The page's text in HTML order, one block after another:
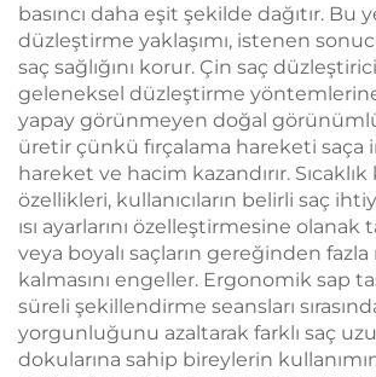
basıncı daha eşit şekilde dağıtır. Bu
düzleştirme yaklaşımı, istenen
saç sağlığını korur. Çin saç düzleştirici
geleneksel düzleştirme
yapay görünmeyen doğal
üretir çünkü fırçalama hareketi saça
hareket ve hacim kazandırır.
özellikleri, kullanıcıların belirli saç
ısı ayarlarını özelleştirmesine olanak
veya boyalı saçların gereğinden fazla
kalmasını engeller. Ergonomik sap
süreli şekillendirme seansları
yorgunluğunu azaltarak farklı saç
dokularına sahip bireylerin